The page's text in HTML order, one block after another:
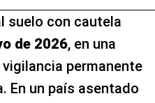
suelo con cautela
de 2026, en una
permanente
En un país asentado